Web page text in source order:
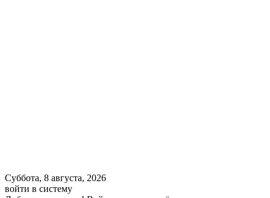
Суббота, 8 августа, 2026
войти в систему